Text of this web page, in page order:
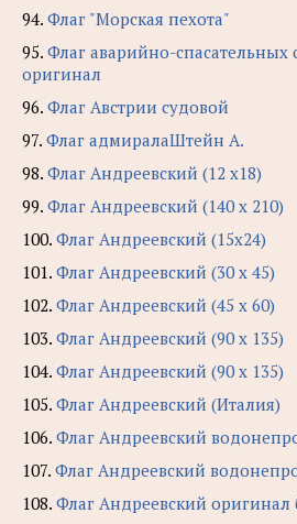
94. Флаг "Морская пехота"
95. Флаг аварийно-
оригинал
96. Флаг Австрии судовой
97. Флаг адмиралаШтейн А.
98. Флаг Андреевский (12 х18)
99. Флаг Андреевский (140 х 210)
100. Флаг Андреевский (15х24)
101. Флаг Андреевский (30 х 45)
102. Флаг Андреевский (45 х 60)
103. Флаг Андреевский (90 х 135)
104. Флаг Андреевский (90 х 135)
105. Флаг Андреевский (Италия)
106. Флаг Андреевский
107. Флаг Андреевский
108. Флаг Андреевский оригинал